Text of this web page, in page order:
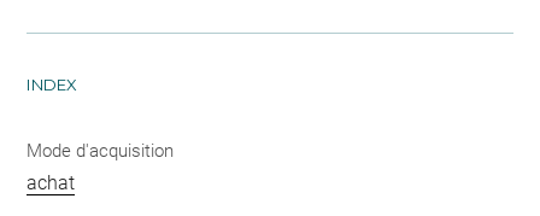
INDEX
Mode d'acquisition
achat